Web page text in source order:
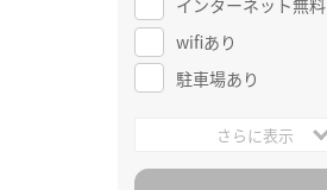
wifiあり
駐車場あり
さらに表示